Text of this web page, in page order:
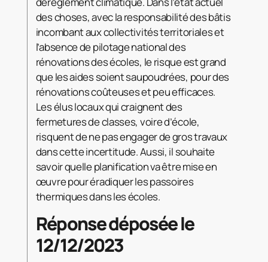
des choses, avec la responsabilité des bâtis
incombant aux collectivités territoriales et
l’absence de pilotage national des
rénovations des écoles, le risque est grand
que les aides soient saupoudrées, pour des
rénovations coûteuses et peu efficaces.
Les élus locaux qui craignent des
fermetures de classes, voire d’école,
risquent de ne pas engager de gros travaux
dans cette incertitude. Aussi, il souhaite
savoir quelle planification va être mise en
œuvre pour éradiquer les passoires
thermiques dans les écoles.
Réponse déposée le
12/12/2023